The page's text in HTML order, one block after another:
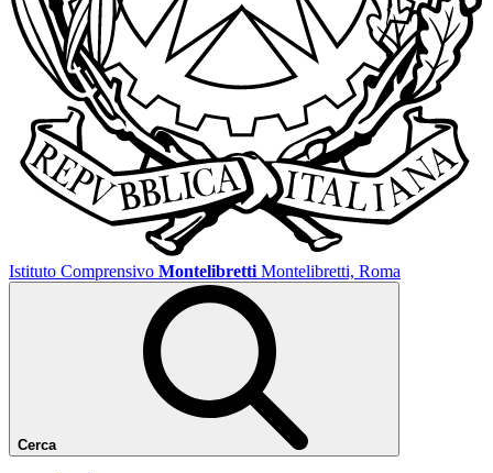
Istituto Comprensivo Montelibretti Montelibretti, Roma
Cerca